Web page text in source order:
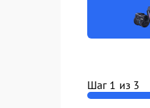
Шаг 1 из 3